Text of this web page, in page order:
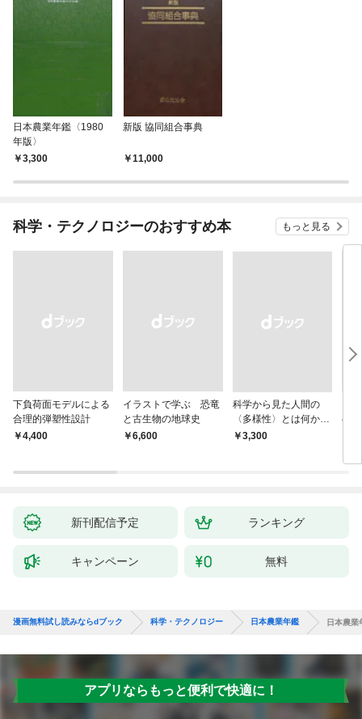
日本農業年鑑〈1980
年版〉
3,300
新版 協同組合事典
11,000
科学・テクノロジーのおすすめ本 もっと見る
下負荷面モデルによる
合理的弾塑性設計
￥4,400
イラストで学ぶ 恐竜
と古生物の地球史
￥6,600
科学から見た人間の
〈多様性〉とは何か―
―遺伝科学と疑似科学
￥3,300
べ
新刊配信予定 ランキング
キャンペーン 無料
漫画無料試し読みならdブック 科学・テクノロジー 日本農業年鑑 日本農
アプリならもっと便利で快適に！